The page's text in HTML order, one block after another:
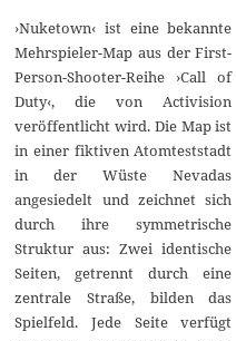
›Nuketown‹ ist eine bekannte
Mehrspieler-Map aus der First-
Person-Shooter-Reihe ›Call of
Duty‹, die von Activision
veröffentlicht wird. Die Map ist
in einer fiktiven Atomteststadt
in der Wüste Nevadas
angesiedelt und zeichnet sich
durch ihre symmetrische
Struktur aus: Zwei identische
Seiten, getrennt durch eine
zentrale Straße, bilden das
Spielfeld. Jede Seite verfügt